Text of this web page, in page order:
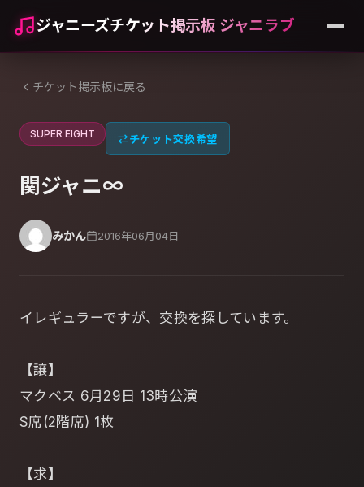
ジャニーズチケット掲示板 ジャニラブ
チケット掲示板に戻る
SUPER EIGHT ⇄チケット交換希望
関ジャニ∞
みかん 2016年06月04日
イレギュラーですが、交換を探しています。
【譲】
マクベス 6月29日 13時公演
S席(2階席) 1枚
【求】